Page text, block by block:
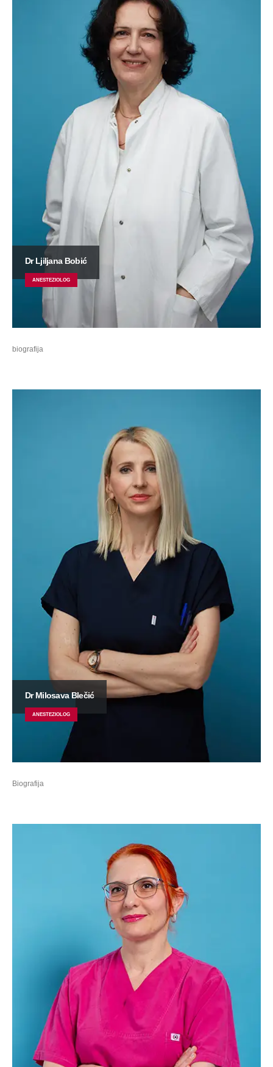
Dr Ljiljana Bobić
ANESTEZIOLOG
biografija
Dr Milosava Blečić
ANESTEZIOLOG
Biografija